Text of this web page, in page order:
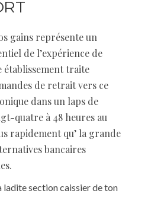
gains représente un
de l’expérience de
établissement traite
de retrait vers ce
dans un laps de
quatre à 48 heures au
rapidement qu’ la grande
bancaires
ladite section caissier de ton